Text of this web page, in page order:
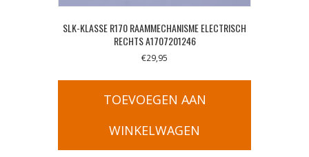
SLK-KLASSE R170 RAAMMECHANISME ELECTRISCH
RECHTS A1707201246
€29,95
TOEVOEGEN AAN
WINKELWAGEN